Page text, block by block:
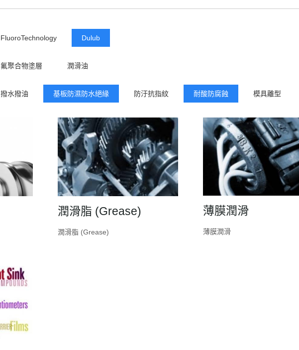
FluoroTechnology Dulub
氟聚合物塗層 潤滑油
撥水撥油 基板防濕防水絕緣 防汙抗指紋 耐酸防腐蝕 模具離型
潤滑脂 (Grease)
潤滑脂 (Grease)
薄膜潤滑
薄膜潤滑